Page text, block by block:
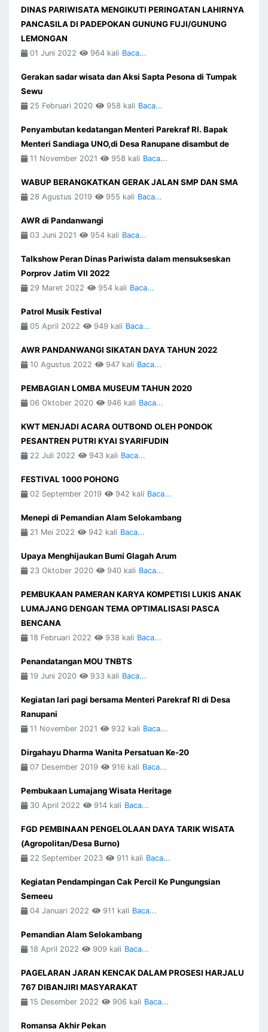
DINAS PARIWISATA MENGIKUTI PERINGATAN LAHIRNYA
PANCASILA DI PADEPOKAN GUNUNG FUJI/GUNUNG
LEMONGAN
01 Juni 2022 964 kali Baca...
Gerakan sadar wisata dan Aksi Sapta Pesona di Tumpak
Sewu
25 Februari 2020 958 kali Baca...
Penyambutan kedatangan Menteri Parekraf RI. Bapak
Menteri Sandiaga UNO,di Desa Ranupane disambut de
11 November 2021 958 kali Baca...
WABUP BERANGKATKAN GERAK JALAN SMP DAN SMA
28 Agustus 2019 955 kali Baca...
AWR di Pandanwangi
03 Juni 2021 954 kali Baca...
Talkshow Peran Dinas Pariwista dalam mensukseskan
Porprov Jatim VII 2022
29 Maret 2022 954 kali Baca...
Patrol Musik Festival
05 April 2022 949 kali Baca...
AWR PANDANWANGI SIKATAN DAYA TAHUN 2022
10 Agustus 2022 947 kali Baca...
PEMBAGIAN LOMBA MUSEUM TAHUN 2020
06 Oktober 2020 946 kali Baca...
KWT MENJADI ACARA OUTBOND OLEH PONDOK
PESANTREN PUTRI KYAI SYARIFUDIN
22 Juli 2022 943 kali Baca...
FESTIVAL 1000 POHONG
02 September 2019 942 kali Baca...
Menepi di Pemandian Alam Selokambang
21 Mei 2022 942 kali Baca...
Upaya Menghijaukan Bumi Glagah Arum
23 Oktober 2020 940 kali Baca...
PEMBUKAAN PAMERAN KARYA KOMPETISI LUKIS ANAK
LUMAJANG DENGAN TEMA OPTIMALISASI PASCA
BENCANA
18 Februari 2022 938 kali Baca...
Penandatangan MOU TNBTS
19 Juni 2020 933 kali Baca...
Kegiatan lari pagi bersama Menteri Parekraf RI di Desa
Ranupani
11 November 2021 932 kali Baca...
Dirgahayu Dharma Wanita Persatuan Ke-20
07 Desember 2019 916 kali Baca...
Pembukaan Lumajang Wisata Heritage
30 April 2022 914 kali Baca...
FGD PEMBINAAN PENGELOLAAN DAYA TARIK WISATA
(Agropolitan/Desa Burno)
22 September 2023 911 kali Baca...
Kegiatan Pendampingan Cak Percil Ke Pungungsian
Semeeu
04 Januari 2022 911 kali Baca...
Pemandian Alam Selokambang
18 April 2022 909 kali Baca...
PAGELARAN JARAN KENCAK DALAM PROSESI HARJALU
767 DIBANJIRI MASYARAKAT
15 Desember 2022 906 kali Baca...
Romansa Akhir Pekan